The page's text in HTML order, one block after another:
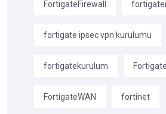
FortigateFirewall
fortigate ipsec vpn kurulumu
fortigatekurulum
FortigateWAN fortinet